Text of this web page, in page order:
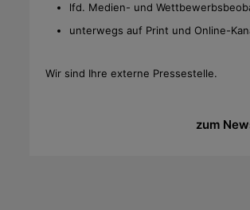
lfd. Medien- und
unterwegs auf Print und Online-
Wir sind Ihre externe Pressestelle.
zum